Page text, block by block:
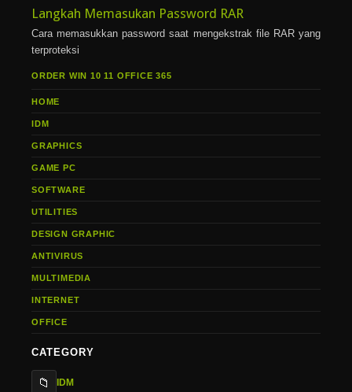
Langkah Memasukan Password RAR
Cara memasukkan password saat mengekstrak file RAR yang
terproteksi
ORDER WIN 10 11 OFFICE 365
HOME
IDM
GRAPHICS
GAME PC
SOFTWARE
UTILITIES
DESIGN GRAPHIC
ANTIVIRUS
MULTIMEDIA
INTERNET
OFFICE
CATEGORY
📁 IDM